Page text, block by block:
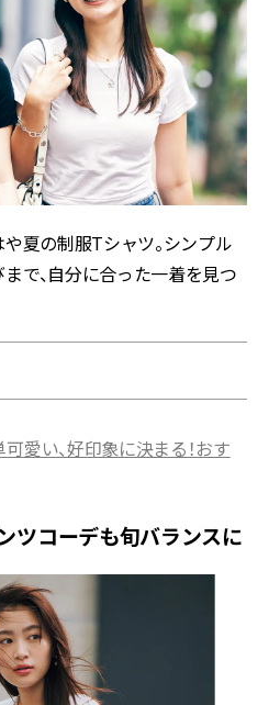
や夏の制服Tシャツ。シンプル
で、自分に合った一着を見つ
愛い、好印象に決まる！おす
ンツコーデも旬バランスに